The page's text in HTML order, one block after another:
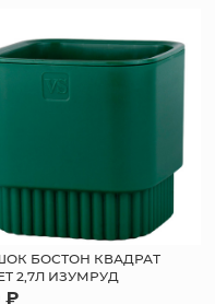
БОСТОН КВАДРАТ
2,7Л ИЗУМРУД
₽